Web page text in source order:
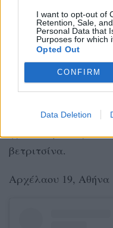
I want to opt-out of
Retention, Sale,
Personal Data that
Purposes for which
Opted Out
CONFIRM
Data Deletion
στο Παγκράτι και
εδώ, κάνουν την
μαγαζί. Στόμα με
υπέροχες γεύσεις
και όλοι ένας ένας
γίνονται θαμώνες!
μαγαζιού η Πίτσα
βετριτσίνα.
Αρχέλαου 19, Αθήνα